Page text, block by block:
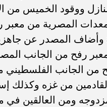
٢٢ شاحنه غاز المنازل ووقود
المصرية من
معبر رفح من الجانب
من الجانب الفلسطيني
من غزه وكذلك
ومن العالقين